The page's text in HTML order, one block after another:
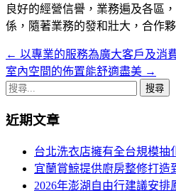
良好的經營信譽，業務遍及各區
係，隨著業務的發和壯大，合作
文
章
航
← 以專業的服務為廣大客戶及消
室內空間的佈置能舒適盡美 →
搜
關
近期文章
台北洗衣店擁有全台規模抽
宜蘭賞鯨提供廚房整修打造
2026年澎湖自由行建議安排